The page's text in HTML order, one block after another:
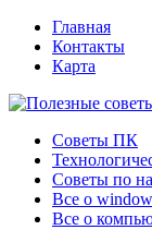
Главная
Контакты
Карта
Советы ПК
Советы по
Все о
Все о